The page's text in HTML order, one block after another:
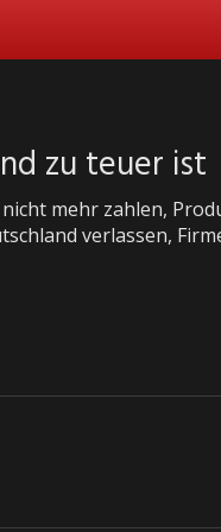
zu teuer ist
mehr zahlen,
verlassen,